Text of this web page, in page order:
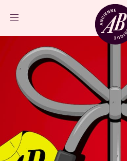
Agenda
Projets
Actualités